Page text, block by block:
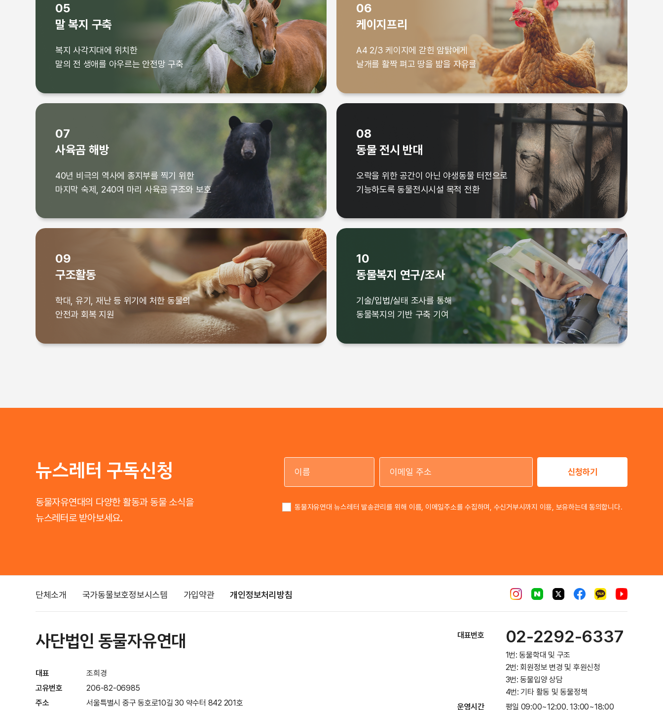
반려동물과의 올바른 관계 모색
내일이 더 따뜻하고 행복할 수 있도록
05
말 복지 구축
복지 사각지대에 위치한
말의 전 생애를 아우르는 안전망 구축
말의 전 생애를 아우르는 안전망 구축
06
케이지프리
A4 2/3 케이지에 갇힌 암탉에게
날개를 활짝 펴고 땅을 밟을 자유를
날개를 활짝 펴고 땅을 밟을 자유를
07
사육곰 해방
40년 비극의 역사에 종지부를 찍기 위한
마지막 숙제, 240여 마리 사육곰 구조와 보호
40년 비극의 역사에 종지부를 찍기 위한
마지막 숙제, 240여 마리 사육곰 구조와 보호
08
동물 전시 반대
오락을 위한 공간이 아닌 야생동물 터전으로
기능하도록 동물전시시설 목적 전환
오락을 위한 공간이 아닌 야생동물 터전으로
기능하도록 동물전시시설 목적 전환
09
구조활동
학대, 유기, 재난 등 위기에 처한 동물의
안전과 회복 지원
10
동물복지 연구/조사
기술/입법/실태 조사를 통해
동물복지의 기반 구축 기여
뉴스레터 구독신청
동물자유연대의 다양한 활동과 동물 소식을
뉴스레터로 받아보세요.
신청하기
동물자유연대 뉴스레터 발송관리를 위해 이름, 이메일주소를 수집하며, 수신거부시까지 이용, 보유하는데 동의합니다.
단체소개 국가동물보호정보시스템 가입약관 개인정보처리방침
사단법인 동물자유연대
대표
조희경
고유번호
206-82-06985
주소
서울특별시 중구 동호로10길 30 약수터 842 201호
대표번호 02-2292-6337
1번: 동물학대 및 구조
2번: 회원정보 변경 및 후원신청
3번: 동물입양 상담
4번: 기타 활동 및 동물정책
운영시간
평일 09:00~12:00, 13:00~18:00